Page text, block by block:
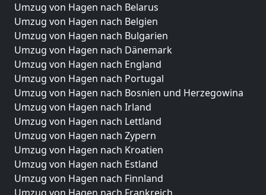
Umzug von Hagen nach Belarus
Umzug von Hagen nach Belgien
Umzug von Hagen nach Bulgarien
Umzug von Hagen nach Dänemark
Umzug von Hagen nach England
Umzug von Hagen nach Portugal
Umzug von Hagen nach Bosnien und Herzegowina
Umzug von Hagen nach Irland
Umzug von Hagen nach Lettland
Umzug von Hagen nach Zypern
Umzug von Hagen nach Kroatien
Umzug von Hagen nach Estland
Umzug von Hagen nach Finnland